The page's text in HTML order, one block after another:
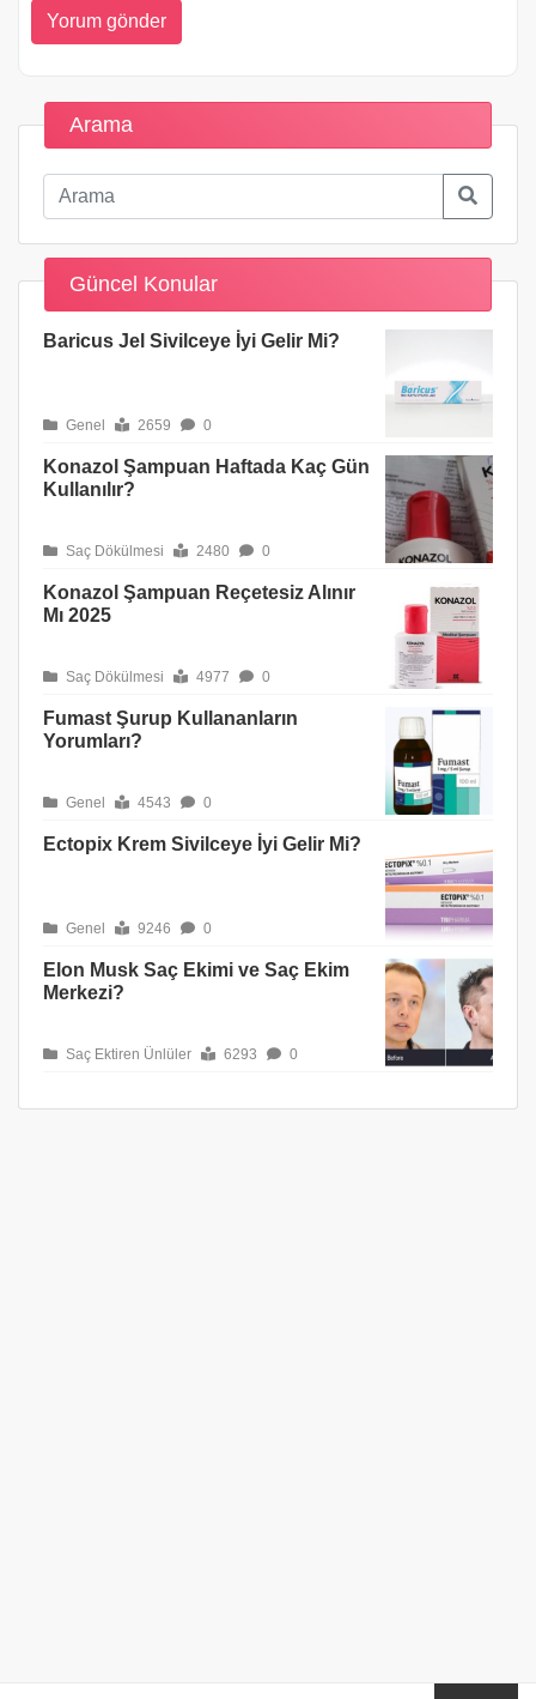
Arama
Güncel Konular
Baricus Jel Sivilceye İyi Gelir Mi?
Genel 2659 0
Konazol Şampuan Haftada Kaç Gün
Kullanılır?
Saç Dökülmesi 2480 0
Konazol Şampuan Reçetesiz Alınır
Mı 2025
Saç Dökülmesi 4977 0
Fumast Şurup Kullananların
Yorumları?
Genel 4543 0
Ectopix Krem Sivilceye İyi Gelir Mi?
Genel 9246 0
Elon Musk Saç Ekimi ve Saç Ekim
Merkezi?
Saç Ektiren Ünlüler 6293 0